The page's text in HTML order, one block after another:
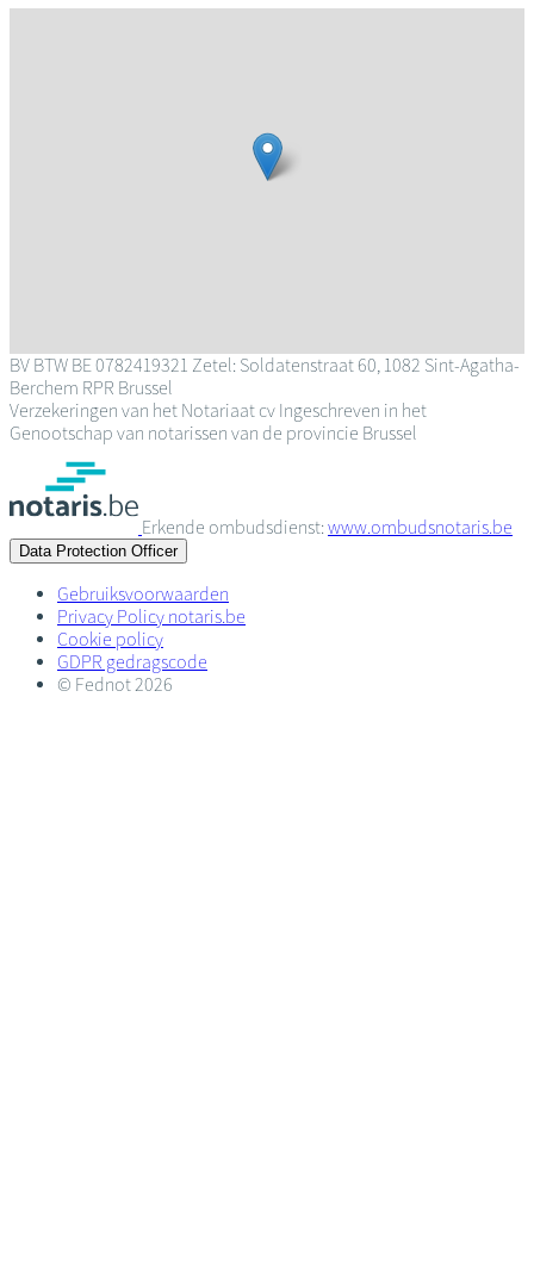
BV BTW BE 0782419321 Zetel: Soldatenstraat 60, 1082 Sint-Agatha-
Berchem RPR Brussel
Verzekeringen van het Notariaat cv Ingeschreven in het
Genootschap van notarissen van de provincie Brussel
Erkende ombudsdienst:www.ombudsnotaris.be
Data Protection Officer
Gebruiksvoorwaarden
Privacy Policy notaris.be
Cookie policy
GDPR gedragscode
© Fednot 2026